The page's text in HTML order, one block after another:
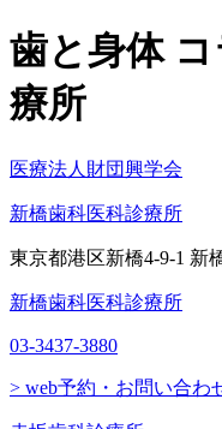
歯と身体
療所
医療法人財団興学会
新橋歯科医科診療所
東京都港区新橋4-9-1 新
新橋歯科医科診療所
03-3437-3880
> web予約・お問い合わ